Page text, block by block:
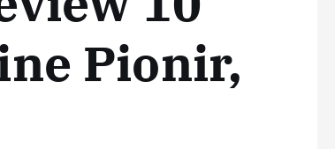
Pionir,